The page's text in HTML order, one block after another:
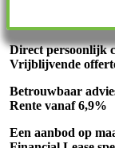
Direct persoonlijk
Vrijblijvende
Betrouwbaar
Rente vanaf 6,9%
Een aanbod op